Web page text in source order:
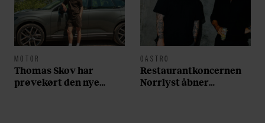
MOTOR
Thomas Skov har
prøvekørt den nye
GASTRO
Restaurantkoncernen
Norrlyst åbner